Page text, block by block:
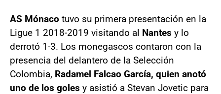
AS Mónaco tuvo su primera presentación en la
Ligue 1 2018-2019 visitando al Nantes y lo
derrotó 1-3. Los monegascos contaron con la
presencia del delantero de la Selección
Colombia, Radamel Falcao García, quien anotó
uno de los goles y asistió a Stevan Jovetic para